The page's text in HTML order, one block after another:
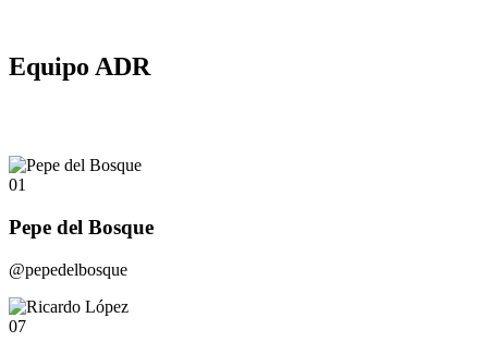
Equipo ADR
01
Pepe del Bosque
@pepedelbosque
07